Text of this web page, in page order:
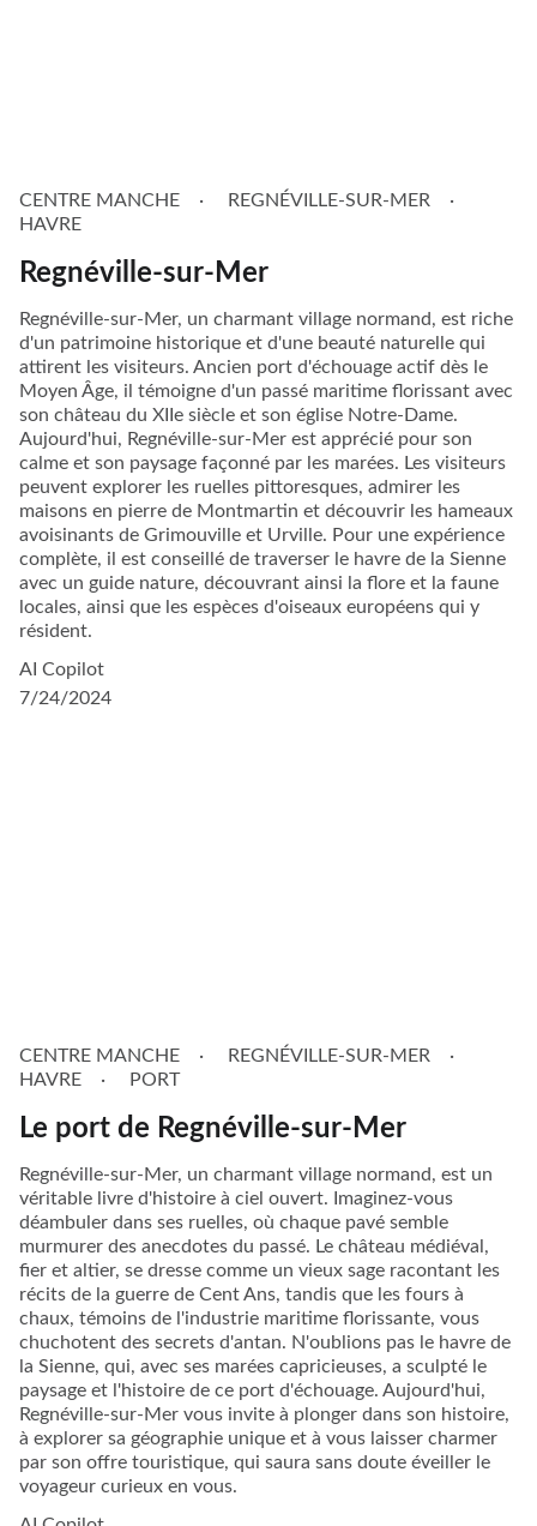
CENTRE MANCHE
REGNÉVILLE-SUR-MER
HAVRE
Regnéville-sur-Mer
Regnéville-sur-Mer, un charmant village normand, est riche
d'un patrimoine historique et d'une beauté naturelle qui
attirent les visiteurs. Ancien port d'échouage actif dès le
Moyen Âge, il témoigne d'un passé maritime florissant avec
son château du XIIe siècle et son église Notre-Dame.
Aujourd'hui, Regnéville-sur-Mer est apprécié pour son
calme et son paysage façonné par les marées. Les visiteurs
peuvent explorer les ruelles pittoresques, admirer les
maisons en pierre de Montmartin et découvrir les hameaux
avoisinants de Grimouville et Urville. Pour une expérience
complète, il est conseillé de traverser le havre de la Sienne
avec un guide nature, découvrant ainsi la flore et la faune
locales, ainsi que les espèces d'oiseaux européens qui y
résident.
AI Copilot
7/24/2024
CENTRE MANCHE
REGNÉVILLE-SUR-MER
HAVRE
PORT
Le port de Regnéville-sur-Mer
Regnéville-sur-Mer, un charmant village normand, est un
véritable livre d'histoire à ciel ouvert. Imaginez-vous
déambuler dans ses ruelles, où chaque pavé semble
murmurer des anecdotes du passé. Le château médiéval,
fier et altier, se dresse comme un vieux sage racontant les
récits de la guerre de Cent Ans, tandis que les fours à
chaux, témoins de l'industrie maritime florissante, vous
chuchotent des secrets d'antan. N'oublions pas le havre de
la Sienne, qui, avec ses marées capricieuses, a sculpté le
paysage et l'histoire de ce port d'échouage. Aujourd'hui,
Regnéville-sur-Mer vous invite à plonger dans son histoire,
à explorer sa géographie unique et à vous laisser charmer
par son offre touristique, qui saura sans doute éveiller le
voyageur curieux en vous.